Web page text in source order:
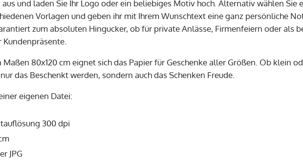
und laden Sie Ihr Logo oder ein beliebiges Motiv hoch. Alternativ wählen Sie
Vorlagen und geben ihr mit Ihrem Wunschtext eine ganz persönliche
zum absoluten Hingucker, ob für private Anlässe, Firmenfeiern oder als
Maßen 80x120 cm eignet sich das Papier für Geschenke aller Größen. Ob klein
das Beschenkt werden, sondern auch das Schenken Freude.
eigenen Datei:
300 dpi
JPG